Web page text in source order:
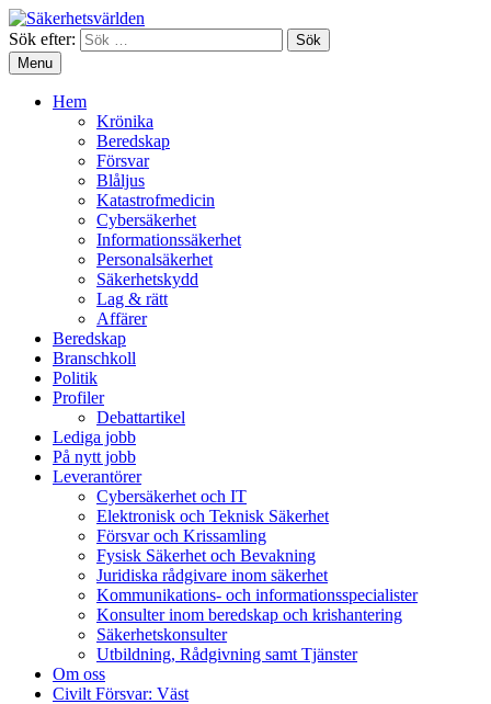
Sök efter:
Menu
Hem
Krönika
Beredskap
Försvar
Blåljus
Katastrofmedicin
Cybersäkerhet
Informationssäkerhet
Personalsäkerhet
Säkerhetskydd
Lag & rätt
Affärer
Beredskap
Branschkoll
Politik
Profiler
Debattartikel
Lediga jobb
På nytt jobb
Leverantörer
Cybersäkerhet och IT
Elektronisk och Teknisk Säkerhet
Försvar och Krissamling
Fysisk Säkerhet och Bevakning
Juridiska rådgivare inom säkerhet
Kommunikations- och informationsspecialister
Konsulter inom beredskap och krishantering
Säkerhetskonsulter
Utbildning, Rådgivning samt Tjänster
Om oss
Civilt Försvar: Väst